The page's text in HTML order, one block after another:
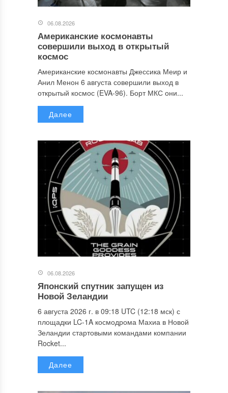
06.08.2026
Американские космонавты
совершили выход в открытый
космос
Американские космонавты Джессика Меир и
Анил Менон 6 августа совершили выход в
открытый космос (EVA-96). Борт МКС они...
Далее
06.08.2026
Японский спутник запущен из
Новой Зеландии
6 августа 2026 г. в 09:18 UTC (12:18 мск) с
площадки LC-1A космодрома Махиа в Новой
Зеландии стартовыми командами компании
Rocket...
Далее